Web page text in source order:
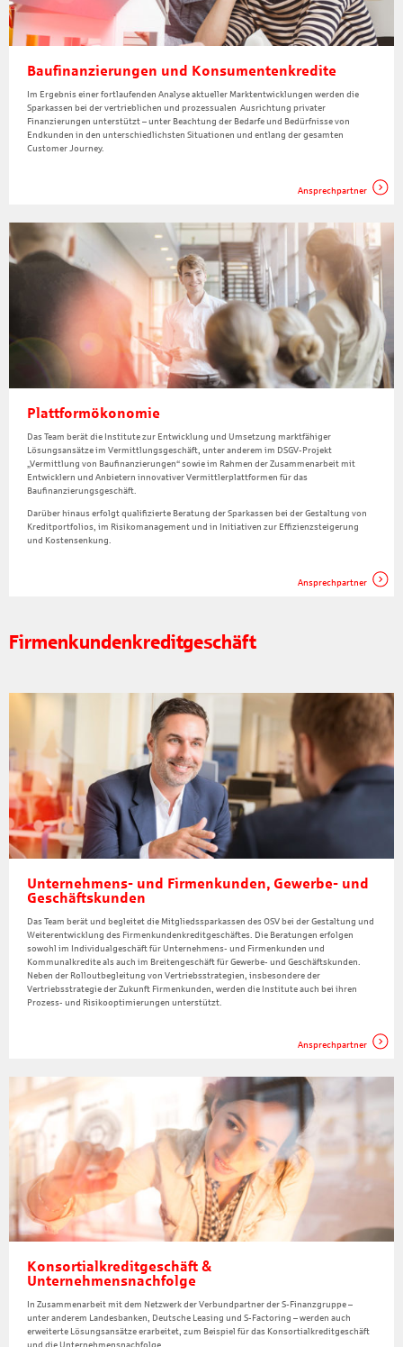
Baufinanzierungen und Konsumentenkredite
Im Ergebnis einer fortlaufenden Analyse aktueller Marktentwicklungen werden die
Sparkassen bei der vertrieblichen und prozessualen Ausrichtung privater
Finanzierungen unterstützt – unter Beachtung der Bedarfe und Bedürfnisse von
Endkunden in den unterschiedlichsten Situationen und entlang der gesamten
Customer Journey.
Ansprechpartner
Plattformökonomie
Das Team berät die Institute zur Entwicklung und Umsetzung marktfähiger
Lösungsansätze im Vermittlungsgeschäft, unter anderem im DSGV-Projekt
„Vermittlung von Baufinanzierungen“ sowie im Rahmen der Zusammenarbeit mit
Entwicklern und Anbietern innovativer Vermittlerplattformen für das
Baufinanzierungsgeschäft.
Darüber hinaus erfolgt qualifizierte Beratung der Sparkassen bei der Gestaltung von
Kreditportfolios, im Risikomanagement und in Initiativen zur Effizienzsteigerung
und Kostensenkung.
Ansprechpartner
Firmenkundenkreditgeschäft
Unternehmens- und Firmenkunden, Gewerbe- und
Geschäftskunden
Das Team berät und begleitet die Mitgliedssparkassen des OSV bei der Gestaltung und
Weiterentwicklung des Firmenkundenkreditgeschäftes. Die Beratungen erfolgen
sowohl im Individualgeschäft für Unternehmens- und Firmenkunden und
Kommunalkredite als auch im Breitengeschäft für Gewerbe- und Geschäftskunden.
Neben der Rolloutbegleitung von Vertriebsstrategien, insbesondere der
Vertriebsstrategie der Zukunft Firmenkunden, werden die Institute auch bei ihren
Prozess- und Risikooptimierungen unterstützt.
Ansprechpartner
Konsortialkreditgeschäft &
Unternehmensnachfolge
In Zusammenarbeit mit dem Netzwerk der Verbundpartner der S-Finanzgruppe –
unter anderem Landesbanken, Deutsche Leasing und S-Factoring – werden auch
erweiterte Lösungsansätze erarbeitet, zum Beispiel für das Konsortialkreditgeschäft
und die Unternehmensnachfolge.